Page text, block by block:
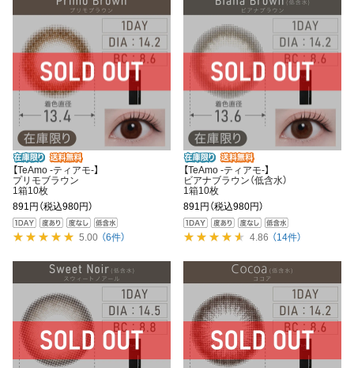
【TeAmo -ティアモ-】
プリモブラウン
1箱10枚
891円 （税込980円）
5.00 （6件）
【TeAmo -ティアモ-】
ビアナブラウン（低含水）
1箱10枚
891円 （税込980円）
4.86 （14件）